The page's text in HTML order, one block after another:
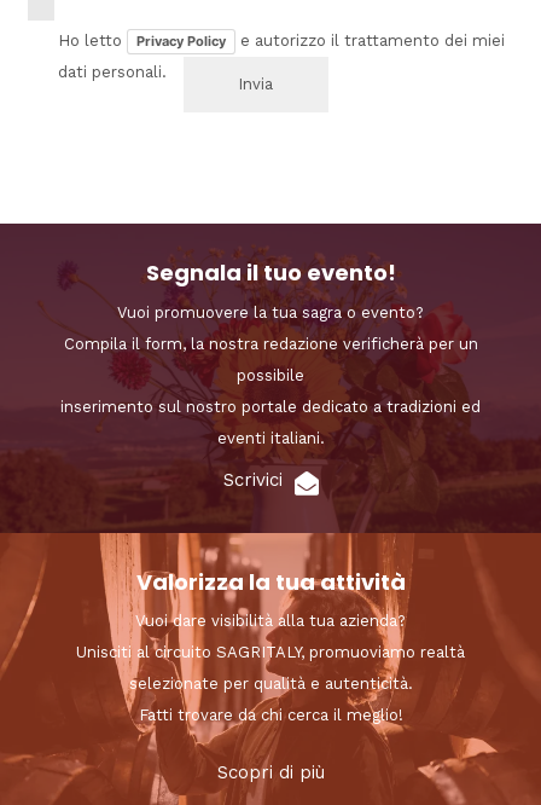
Ho letto Privacy Policy
e autorizzo il trattamento dei miei
dati personali.
Segnala il tuo evento!
Vuoi promuovere la tua sagra o evento?
Compila il form, la nostra redazione verificherà per un
possibile
inserimento sul nostro portale dedicato a tradizioni ed
eventi italiani.
Scrivici
Valorizza la tua attività
Vuoi dare visibilità alla tua azienda?
Unisciti al circuito SAGRITALY, promuoviamo realtà
selezionate per qualità e autenticità.
Fatti trovare da chi cerca il meglio!
Scopri di più